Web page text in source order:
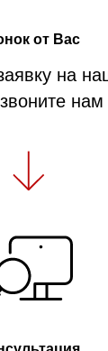
от Вас
на
нам